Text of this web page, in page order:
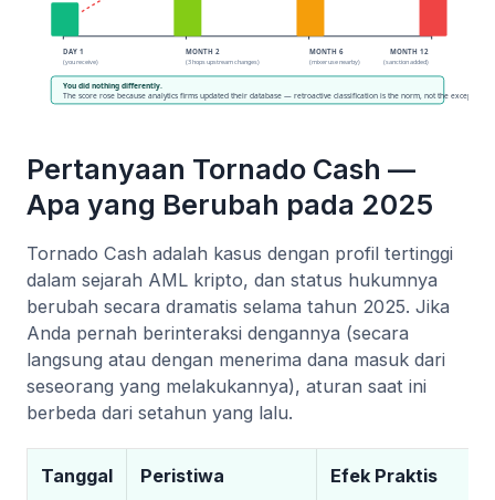
Pertanyaan Tornado Cash —
Apa yang Berubah pada 2025
Tornado Cash adalah kasus dengan profil tertinggi
dalam sejarah AML kripto, dan status hukumnya
berubah secara dramatis selama tahun 2025. Jika
Anda pernah berinteraksi dengannya (secara
langsung atau dengan menerima dana masuk dari
seseorang yang melakukannya), aturan saat ini
berbeda dari setahun yang lalu.
Tanggal Peristiwa Efek Praktis